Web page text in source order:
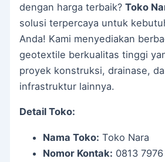
dengan harga terbaik?Toko
solusi terpercaya untuk
Anda! Kami menyediakan
geotextile berkualitas tinggi
proyek konstruksi, drainase,
infrastruktur lainnya.
Detail Toko:
Nama Toko: Toko Nara
Nomor Kontak: 0813